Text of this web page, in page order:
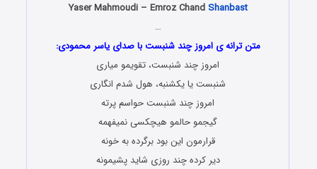
Yaser Mahmoudi – Emroz Chand Shanbast
…
متن ترانه ی امروز چند شنبست با صدای یاسر محمودی:
امروز چند شنبست، تقویمو میاری
شنبست یا یکشنبه، هول شدم انگاری
امروز چند شنبست حواسم پرته
گیجمو حالمو هیچکسی نمیفهمه
قرارمون این بود برگرده به خونه
دیر کرده چند روزی شاید پشیمونه